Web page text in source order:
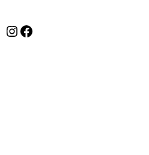
Instagram Facebook